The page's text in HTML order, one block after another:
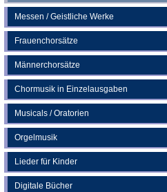
Messen / Geistliche Werke
Frauenchorsätze
Männerchorsätze
Chormusik in Einzelausgaben
Musicals / Oratorien
Orgelmusik
Lieder für Kinder
Digitale Bücher